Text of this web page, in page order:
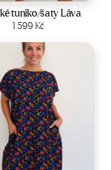
tuniko/šaty Láva
1 599Kč
Zobrazit produkt